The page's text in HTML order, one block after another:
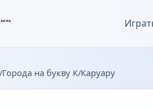
Города на букву К Каруару